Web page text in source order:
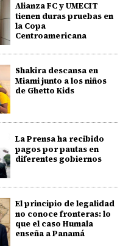
Alianza FC y UMECIT
tienen duras pruebas en
la Copa
Centroamericana
Shakira descansa en
Miami junto a los niños
de Ghetto Kids
La Prensa ha recibido
pagos por pautas en
diferentes gobiernos
El principio de legalidad
no conoce fronteras: lo
que el caso Humala
enseña a Panamá